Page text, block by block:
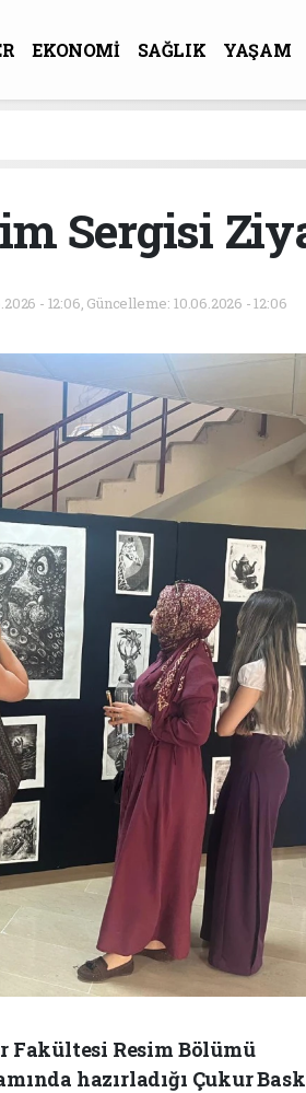
EKONOMİ SAĞLIK YAŞAM
Sergisi
- 12:06, Güncelleme: 10.06.2026 - 12:06
Fakültesi Resim Bölümü
hazırladığı Çukur